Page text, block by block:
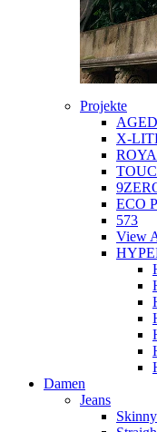
Projekte
X-
ECO
573
View
Damen
Jeans
Skinny